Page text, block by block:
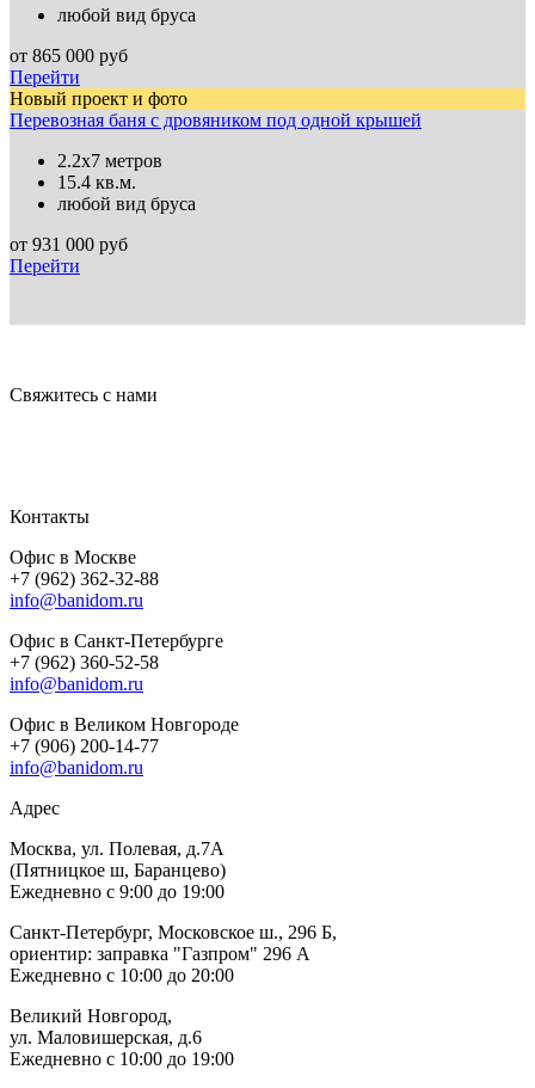
любой вид бруса
от 865 000 руб
Перейти
Новый проект и фото
Перевозная баня с дровяником под одной крышей
2.2х7 метров
15.4 кв.м.
любой вид бруса
от 931 000 руб
Перейти
Свяжитесь с нами
Контакты
Офис в Москве
+7 (962) 362-32-88
info@banidom.ru
Офис в Санкт-Петербурге
+7 (962) 360-52-58
info@banidom.ru
Офис в Великом Новгороде
+7 (906) 200-14-77
info@banidom.ru
Адрес
Москва, ул. Полевая, д.7А
(Пятницкое ш, Баранцево)
Ежедневно с 9:00 до 19:00
Санкт-Петербург, Московское ш., 296 Б,
ориентир: заправка "Газпром" 296 А
Ежедневно с 10:00 до 20:00
Великий Новгород,
ул. Маловишерская, д.6
Ежедневно с 10:00 до 19:00